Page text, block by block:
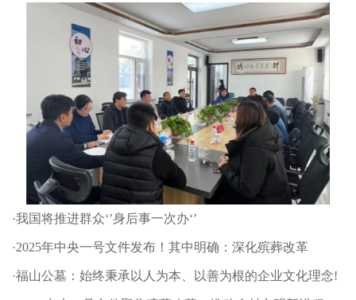
·我国将推进群众‘’身后事一次办‘’
·2025年中央一号文件发布！其中明确：深化殡葬改革
·福山公墓：始终秉承以人为本、以善为根的企业文化理念!